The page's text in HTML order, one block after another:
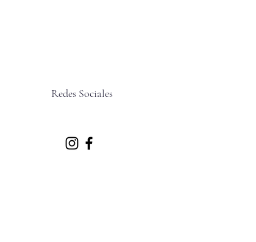
Redes Sociales